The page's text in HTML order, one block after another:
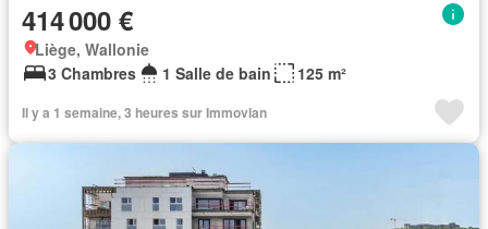
414 000 €
Liège, Wallonie
3 Chambres
1 Salle de bain 125 m²
Il y a 1 semaine, 3 heures sur Immovlan